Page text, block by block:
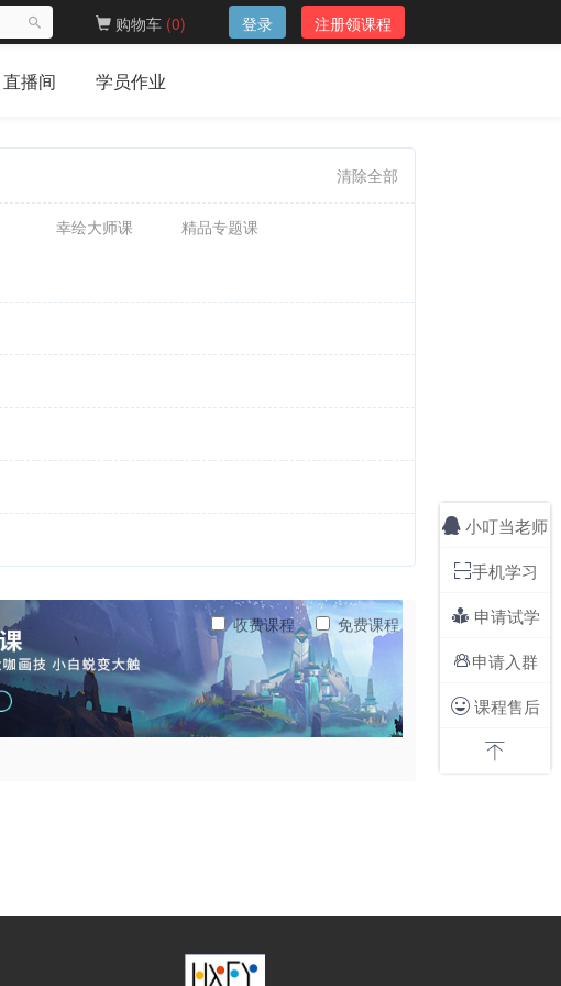
购物车 (0) 登录 注册领课程
直播间 学员作业
清除全部
幸绘大师课 精品专题课
收费课程 免费课程
 小叮当老师
手机学习
 申请试学
申请入群
课程售后
